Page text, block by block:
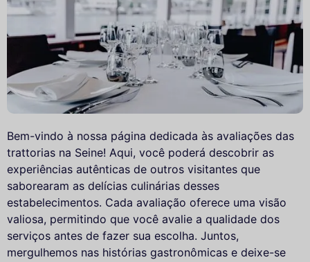
Bem-vindo à nossa página dedicada às avaliações das
trattorias na Seine! Aqui, você poderá descobrir as
experiências autênticas de outros visitantes que
saborearam as delícias culinárias desses
estabelecimentos. Cada avaliação oferece uma visão
valiosa, permitindo que você avalie a qualidade dos
serviços antes de fazer sua escolha. Juntos,
mergulhemos nas histórias gastronômicas e deixe-se